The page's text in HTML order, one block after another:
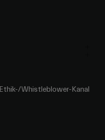
Ethik-/Whistleblower-Kanal